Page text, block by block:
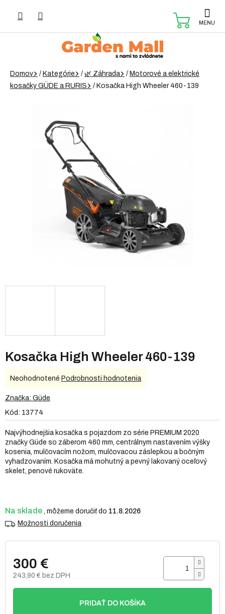
Domov / Kategórie / 🌿 Záhrada / Motorové a elektrické
kosačky GÜDE a RURIS
/ Kosačka High Wheeler 460-139
Kosačka High Wheeler 460-139
Kód: 13774
Na sklade
11.8.2026
Možnosti doručenia
300 €
243,90 € bez DPH
Jednotková
PRIDAŤ DO KOŠÍKA
Najvýhodnejšia kosačka s pojazdom zo série PREMIUM 2020
značky Güde so záberom 460 mm, centrálnym nastavením výšky
kosenia, mulčovacím nožom, mulčovacou záslepkou a bočným
vyhadzovaním. Kosačka má mohutný a pevný lakovaný oceľový
skelet, penové rukoväte.
Priemerné
produktu
0,0
5
hviezdičiek.
Neohodnotené Podrobnosti hodnotenia
Značka: Güde